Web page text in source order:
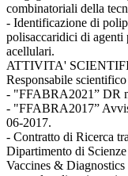
combinatoriali della
- Identificazione di
polisaccaridici di
acellulari.
ATTIVITA'
Responsabile
- "FFABRA2021” DR
- "FFABRA2017”
06-2017.
- Contratto di Ricerca
Dipartimento di
Vaccines &